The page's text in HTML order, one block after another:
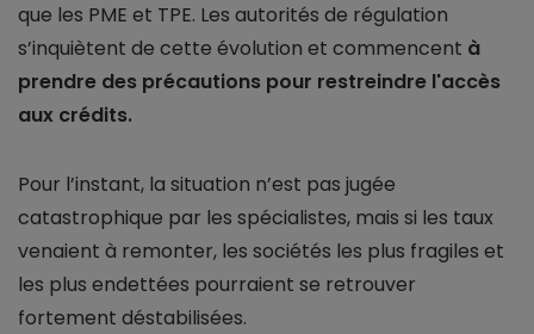
que les PME et TPE. Les autorités de régulation
s’inquiètent de cette évolution et commencent à
prendre des précautions pour restreindre l'accès
aux crédits.
Pour l’instant, la situation n’est pas jugée
catastrophique par les spécialistes, mais si les taux
venaient à remonter, les sociétés les plus fragiles et
les plus endettées pourraient se retrouver
fortement déstabilisées.